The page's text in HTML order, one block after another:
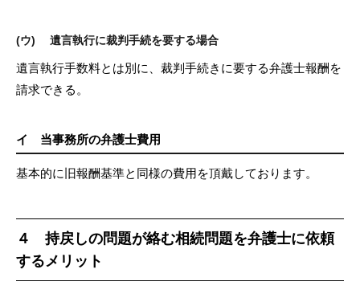
(ウ) 遺言執行に裁判手続を要する場合
遺言執行手数料とは別に、裁判手続きに要する弁護士報酬を
請求できる。
イ 当事務所の弁護士費用
基本的に旧報酬基準と同様の費用を頂戴しております。
４ 持戻しの問題が絡む相続問題を弁護士に依頼
するメリット